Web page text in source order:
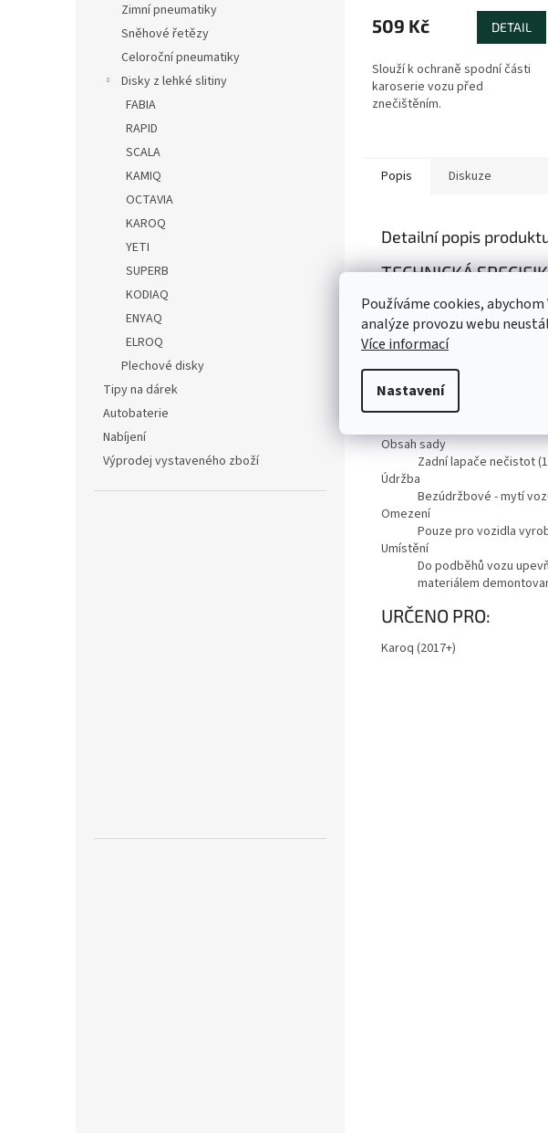
Používáme cookies,
analýze provozu webu
Více informací
Nastavení
Zimní pneumatiky
Sněhové řetězy
Celoroční pneumatiky
Disky z lehké slitiny
FABIA
RAPID
SCALA
KAMIQ
OCTAVIA
KAROQ
YETI
SUPERB
KODIAQ
ENYAQ
ELROQ
Plechové disky
Tipy na dárek
Autobaterie
Nabíjení
Výprodej vystaveného zboží
509 Kč DETAIL
Slouží k ochraně spodní části
karoserie vozu před
znečištěním.
Popis Diskuze
Detailní popis
TECHNICKÁ
Kód produktu
57A075101
Barva
Materiál
Polypropylen
EPDM
Obsah sady
Zadní lapače nečistot
Údržba
Bezúdržbové - mytí
Omezení
Pouze pro vozidla
Umístění
Do podběhů vozu
materiálem
URČENO PRO:
Karoq (2017+)